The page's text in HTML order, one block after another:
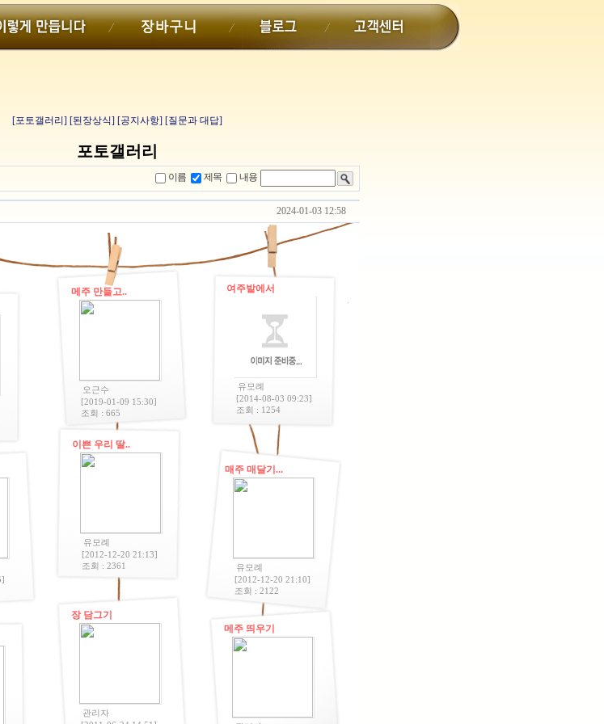
[포토갤러리] [된장상식] [공지사항] [질문과 대답]
포토갤러리
이름 제목 내용
2024-01-03 12:58
메주 만들고..
오근수
[2019-01-09 15:30]
조회 : 665
여주밭에서
유모례
[2014-08-03 09:23]
조회 : 1254
]
이쁜 우리 딸..
유모례
[2012-12-20 21:13]
조회 : 2361
매주 매달기...
유모례
[2012-12-20 21:10]
조회 : 2122
장 담그기
관리자
메주 띄우기